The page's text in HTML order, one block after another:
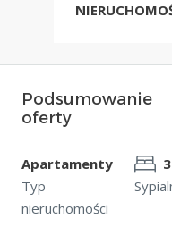
Podsumowanie
oferty
Apartamenty
Typ
nieruchomości
3